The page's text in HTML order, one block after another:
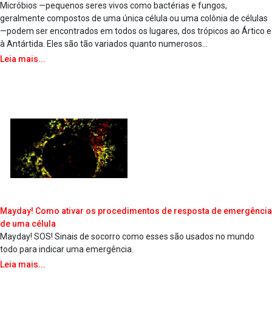
Micróbios —pequenos seres vivos como bactérias e fungos,
geralmente compostos de uma única célula ou uma colônia de células
—podem ser encontrados em todos os lugares, dos trópicos ao Ártico e
à Antártida. Eles são tão variados quanto numerosos...
Leia mais...
Mayday! Como ativar os procedimentos de resposta de emergência
de uma célula
Mayday! SOS! Sinais de socorro como esses são usados no mundo
todo para indicar uma emergência.
Leia mais...